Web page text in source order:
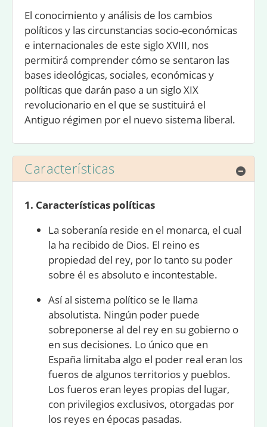
El conocimiento y análisis de los cambios
políticos y las circunstancias socio-económicas
e internacionales de este siglo XVIII, nos
permitirá comprender cómo se sentaron las
bases ideológicas, sociales, económicas y
políticas que darán paso a un siglo XIX
revolucionario en el que se sustituirá el
Antiguo régimen por el nuevo sistema liberal.
Características
1. Características políticas
La soberanía reside en el monarca, el cual
la ha recibido de Dios. El reino es
propiedad del rey, por lo tanto su poder
sobre él es absoluto e incontestable.
Así al sistema político se le llama
absolutista. Ningún poder puede
sobreponerse al del rey en su gobierno o
en sus decisiones. Lo único que en
España limitaba algo el poder real eran los
fueros de algunos territorios y pueblos.
Los fueros eran leyes propias del lugar,
con privilegios exclusivos, otorgadas por
los reyes en épocas pasadas.